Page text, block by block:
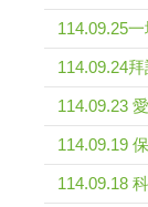
114.09.25
114.09.24
114.09.23
114.09.19
114.09.18